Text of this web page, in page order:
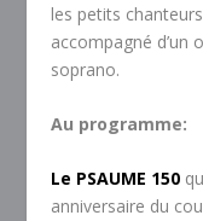
les petits chant
accompagné d’un
soprano.
Au programme:
Le PSAUME 150
anniversaire du